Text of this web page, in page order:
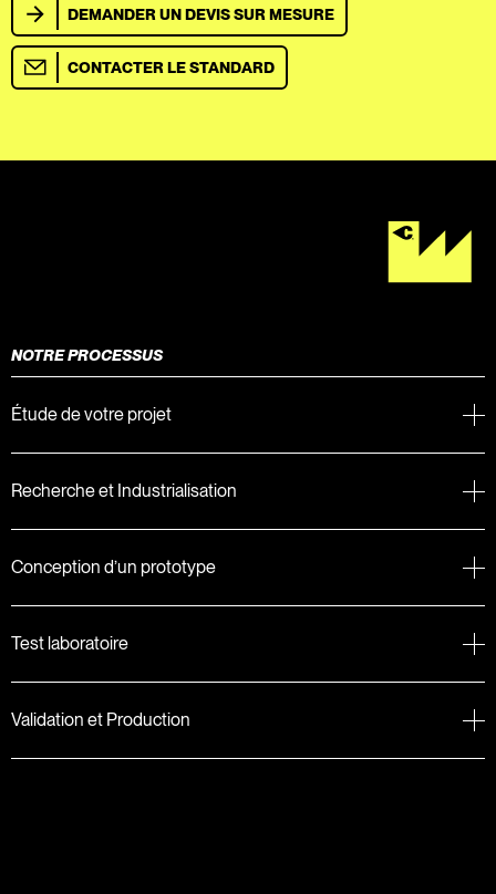
DEMANDER UN DEVIS SUR MESURE
CONTACTER LE STANDARD
NOTRE PROCESSUS
Étude de votre projet
Recherche et Industrialisation
Conception d’un prototype
Test laboratoire
Validation et Production